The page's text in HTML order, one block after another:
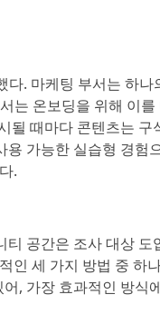
다. 마케팅 부서는 하나
는 온보딩을 위해 이를
될 때마다 콘텐츠는 구
용 가능한 실습형 경험
.
티 공간은 조사 대상 도
인 세 가지 방법 중 하
, 가장 효과적인 방식